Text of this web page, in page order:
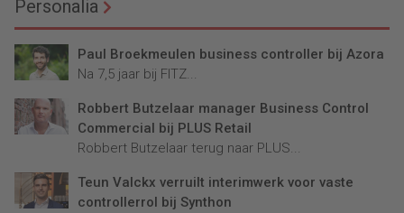
Personalia
Paul Broekmeulen business controller bij Azora
Na 7,5 jaar bij FITZ...
Robbert Butzelaar manager Business Control
Commercial bij PLUS Retail
Robbert Butzelaar terug naar PLUS...
Teun Valckx verruilt interimwerk voor vaste
controllerrol bij Synthon